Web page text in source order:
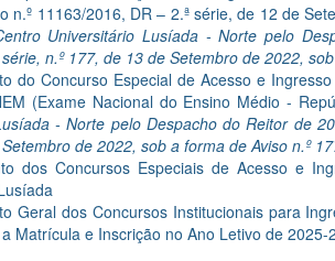
n.º 11163/2016, DR – 2.ª série, de 12 de
Universitário Lusíada - Norte pelo
n.º 177, de 13 de Setembro de 2022,
do Concurso Especial de Acesso e
(Exame Nacional do Ensino Médio -
- Norte pelo Despacho do Reitor de
de 2022, sob a forma de Aviso n.º
dos Concursos Especiais de Acesso e
Geral dos Concursos Institucionais para
Matrícula e Inscrição no Ano Letivo de 2025-